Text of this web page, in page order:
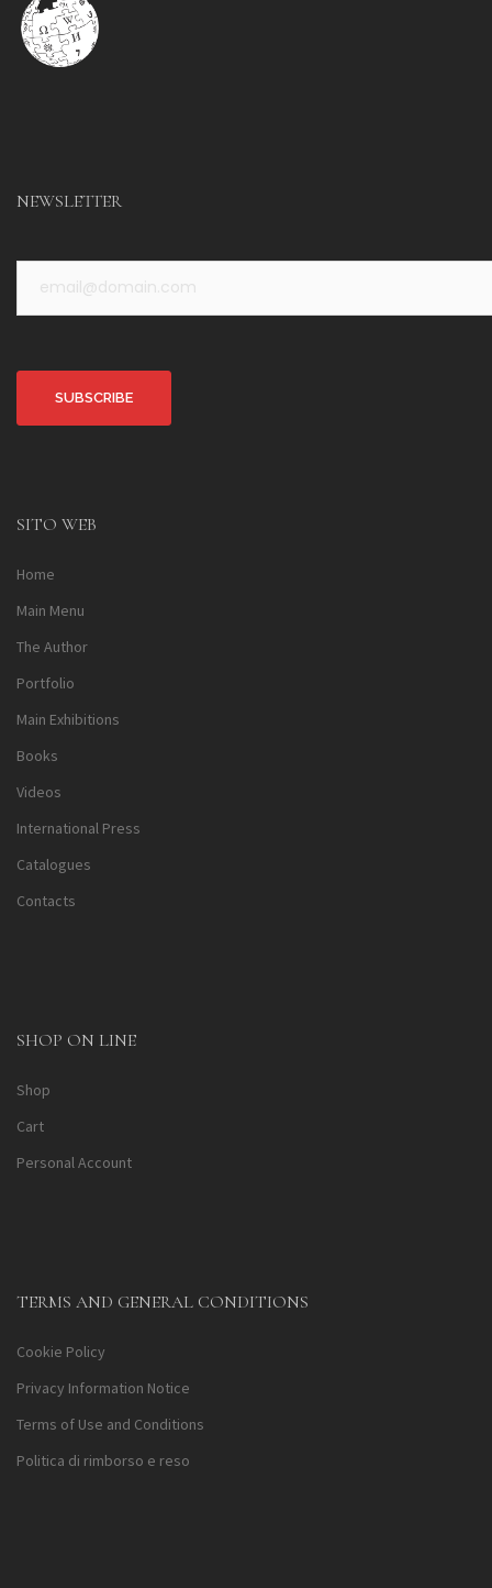
NEWSLETTER
SITO WEB
Home
Main Menu
The Author
Portfolio
Main Exhibitions
Books
Videos
International Press
Catalogues
Contacts
SHOP ON LINE
Shop
Cart
Personal Account
TERMS AND GENERAL CONDITIONS
Cookie Policy
Privacy Information Notice
Terms of Use and Conditions
Politica di rimborso e reso